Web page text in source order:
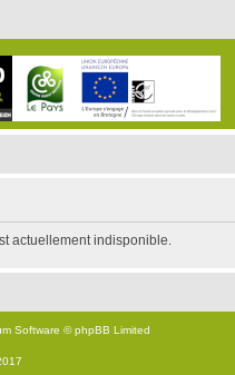
actuellement indisponible.
Software © phpBB Limited